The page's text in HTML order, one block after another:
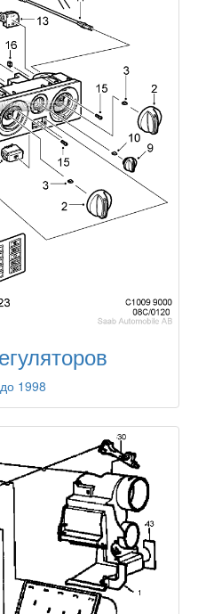
1998